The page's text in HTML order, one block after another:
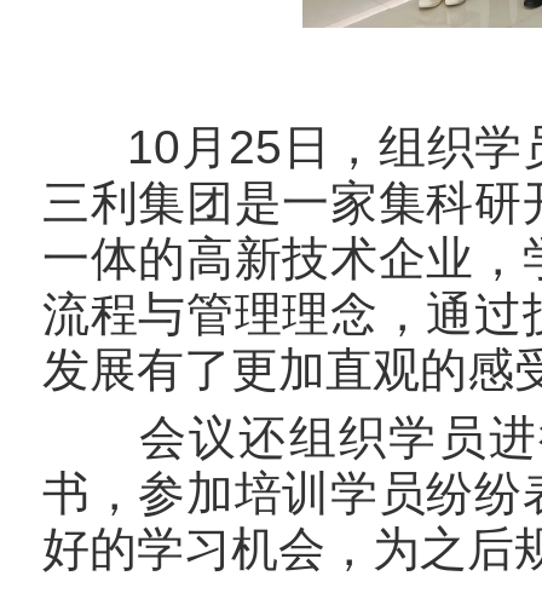
10月25日，组织学
三利集团是一家集科
一体的高新技术企业
流程与管理理念，通
发展有了更加直观的感
会议还组织学员进
书，参加培训学员纷
好的学习机会，为之后